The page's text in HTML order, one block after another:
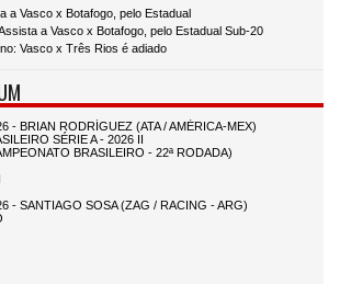
a Vasco x Botafogo, pelo Estadual
a Vasco x Botafogo, pelo Estadual Sub-20
Vasco x Três Rios é adiado